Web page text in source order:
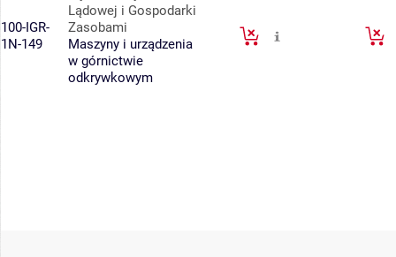
100-IGR-
1N-149
Lądowej i Gospodarki
Zasobami
Maszyny i urządzenia
w górnictwie
odkrywkowym